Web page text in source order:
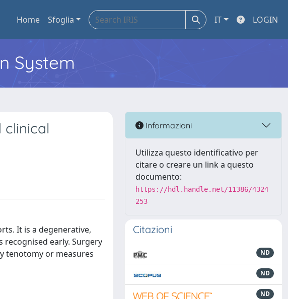
Home Sfoglia IT LOGIN
System
clinical
It is a degenerative,
early. Surgery
tenotomy or measures
Informazioni
Utilizza questo identificativo per
citare o creare un link a questo
documento:
https://hdl.handle.net/11386/4324
253
Citazioni
ND
ND
ND